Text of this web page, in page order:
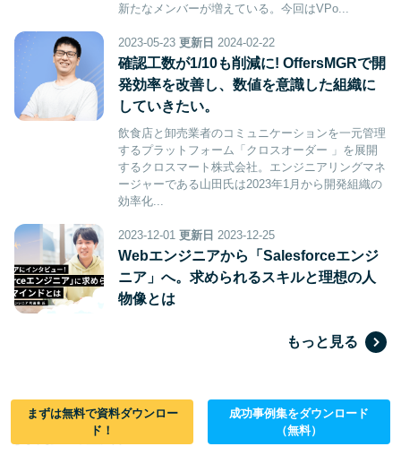
まずは無料で資料ダウンロー
ド！
成功事例集をダウンロード
（無料）
新たなメンバーが増えている。今回はVPo...
2023-05-23 更新日 2024-02-22
確認工数が1/10も削減に! OffersMGRで開
発効率を改善し、数値を意識した組織に
していきたい。
飲食店と卸売業者のコミュニケーションを一元管理
するプラットフォーム「クロスオーダー 」を展開
するクロスマート株式会社。エンジニアリングマネ
ージャーである山田氏は2023年1月から開発組織の
効率化...
2023-12-01 更新日 2023-12-25
Webエンジニアから「Salesforceエンジ
ニア」へ。求められるスキルと理想の人
物像とは
もっと見る
採用・組織